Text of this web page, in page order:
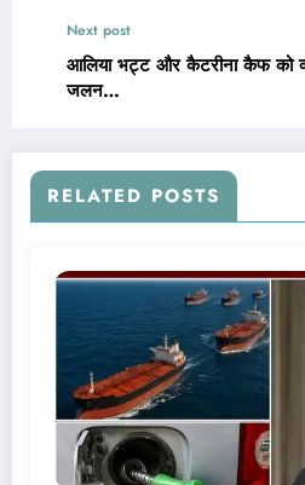
Next post
आलिया भट्ट और कैटरीना कैफ को
जलन…
RELATED POSTS